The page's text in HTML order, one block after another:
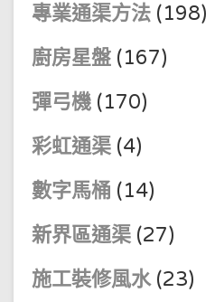
專業通渠方法 (198)
廚房星盤 (167)
彈弓機 (170)
彩虹通渠 (4)
數字馬桶 (14)
新界區通渠 (27)
施工裝修風水(23)